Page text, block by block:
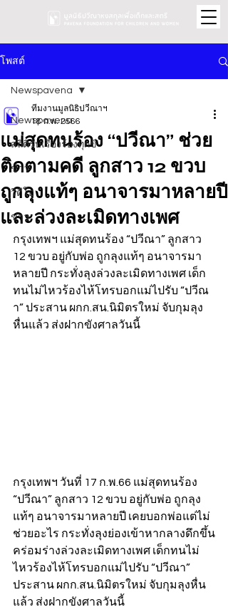
โพสต์
Newspavena
สถิติรับเรื่องร้องทุกข์
ข่าว
วิดีโอ
ข่าว
Newspavena
แม่สุดทนร้อง “ปวีณา” ช่วย
ติดตามคดี ลูกสาว 12 ขวบ
ถูกลุงแท้ๆ อนาจารมาหลายปี
และล่วงละเมิดทางเพศ
ทีมงานมูลนิธิปวีณาฯ
18 ก.พ. 2566
กรุงเทพฯ แม่สุดทนร้อง “ปวีณา” ลูกสาว
12 ขวบ อยู่กับพ่อ ถูกลุงแท้ๆ อนาจารมา
หลายปี กระทั่งลุงล่วงละเมิดทางเพศ เด็ก
ทนไม่ไหวร้องไห้โทรบอกแม่ไปรับ “ปวีณ
า” ประสาน ผกก.สน.นิมิตรใหม่ จับกุมลุง
หื่นแล้ว ส่งฝากขังศาลวันนี้
กรุงเทพฯ วันที่ 17 ก.พ.66 แม่สุดทนร้อง
“ปวีณา” ลูกสาว 12 ขวบ อยู่กับพ่อ ถูกลุง
แท้ๆ อนาจารมาหลายปี เคยบอกพ่อแต่ไม่
ช่วยอะไร กระทั่งลุงย่องเข้าหากลางดึกขึ้น
คร่อมร่างล่วงละเมิดทางเพศ เด็กทนไม่
ไหวร้องไห้โทรบอกแม่ไปรับ “ปวีณา”
ประสาน ผกก.สน.นิมิตรใหม่ จับกุมลุงหื่น
แล้ว ส่งฝากขังศาลวันนี้